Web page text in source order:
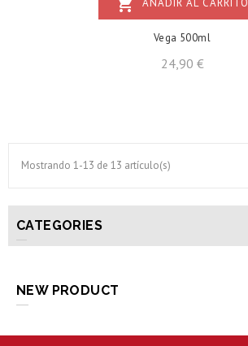
Vega 500ml
24,90 €Precio
Mostrando 1-13 de 13 artículo(s)
CATEGORIES
NEW PRODUCT